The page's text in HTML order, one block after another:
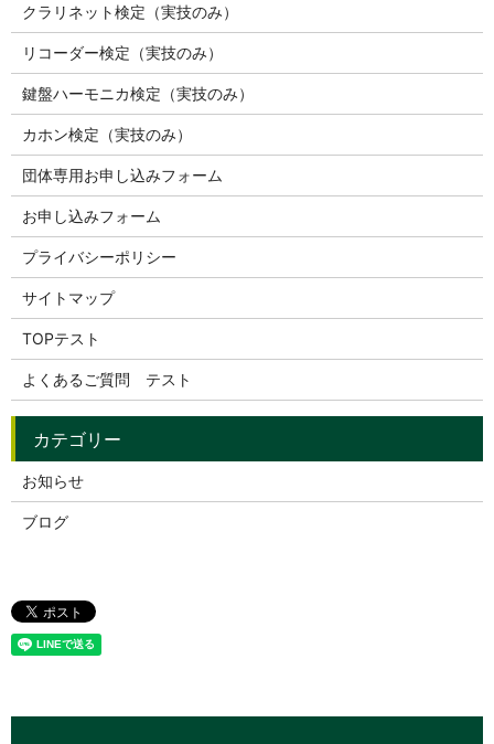
クラリネット検定（実技のみ）
リコーダー検定（実技のみ）
鍵盤ハーモニカ検定（実技のみ）
カホン検定（実技のみ）
団体専用お申し込みフォーム
お申し込みフォーム
プライバシーポリシー
サイトマップ
TOPテスト
よくあるご質問 テスト
お知らせ
ブログ